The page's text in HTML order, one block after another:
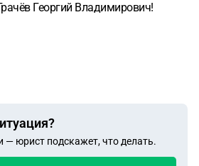
Георгий Владимирович!
— юрист подскажет, что делать.